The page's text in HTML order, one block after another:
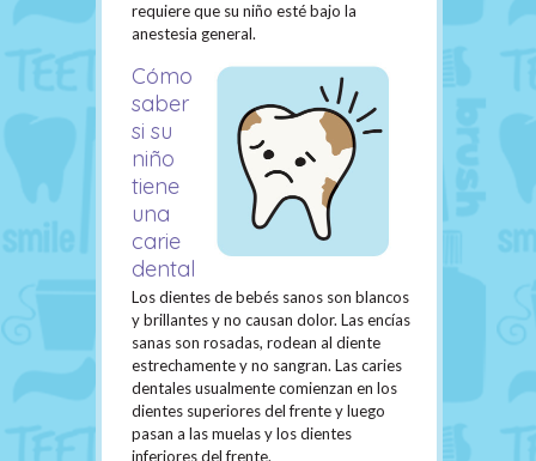
requiere que su niño esté bajo la
anestesia general.
Cómo
saber
si su
niño
tiene
una
carie
dental
Los dientes de bebés sanos son blancos
y brillantes y no causan dolor. Las encías
sanas son rosadas, rodean al diente
estrechamente y no sangran. Las caries
dentales usualmente comienzan en los
dientes superiores del frente y luego
pasan a las muelas y los dientes
inferiores del frente.